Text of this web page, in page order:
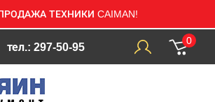
ТЕХНИКИ CAIMAN!
тел.: 297-50-95
0